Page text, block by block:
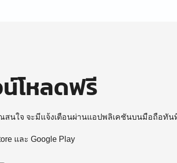
โหลดฟรี
สนใจ จะมีแจ้งเตือนผ่านแอปพลิเคชันบนมือถือทัน
และ Google Play